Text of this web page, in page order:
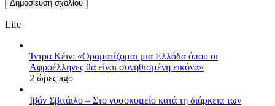
Life
Ίντρα Κέιν: «Οραματίζομαι μια Ελλάδα όπου οι
Αφροέλληνες θα είναι συνηθισμένη εικόνα»
2 ώρες ago
Ιβάν Σβιτάιλο – Στο νοσοκομείο κατά τη διάρκεια των